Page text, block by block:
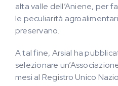
alta valle dell’Aniene, per
le peculiarità
preservano.
A tal fine, Arsial ha
selezionare
mesi al Registro Unico